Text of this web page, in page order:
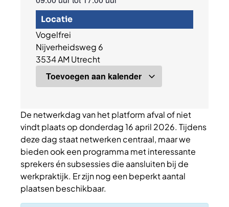
De netwerkdag van het platform afval of niet
vindt plaats op donderdag 16 april 2026. Tijdens
deze dag staat netwerken centraal, maar we
bieden ook een programma met interessante
sprekers én subsessies die aansluiten bij de
werkpraktijk. Er zijn nog een beperkt aantal
plaatsen beschikbaar.
Locatie
Vogelfrei
Nijverheidsweg 6
3534 AM Utrecht
Toevoegen aan kalender